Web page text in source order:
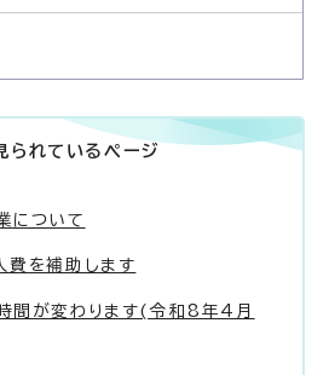
られているページ
について
費を補助します
間が変わります(令和8年4月